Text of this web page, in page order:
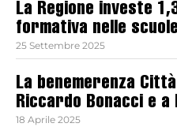
La Regione investe
formativa nelle scuole
25 Settembre 2025
La benemerenza
Riccardo Bonacci e a
18 Aprile 2025